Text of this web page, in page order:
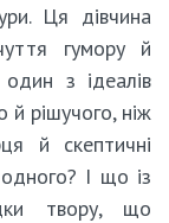
Ця дівчина
гумору й
з ідеалів
й рішучого, ніж
й скептичні
І що із
твору, що